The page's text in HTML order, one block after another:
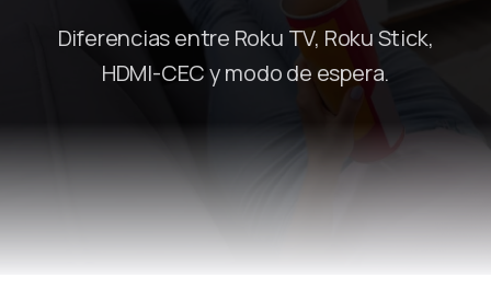
Diferencias entre Roku TV, Roku Stick,
HDMI-CEC y modo de espera.